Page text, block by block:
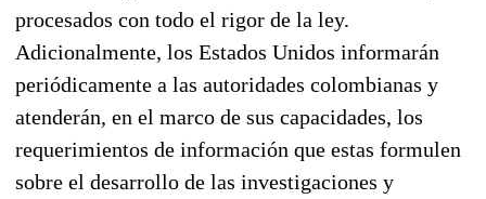
procesados con todo el rigor de la ley.
Adicionalmente, los Estados Unidos informarán
periódicamente a las autoridades colombianas y
atenderán, en el marco de sus capacidades, los
requerimientos de información que estas formulen
sobre el desarrollo de las investigaciones y